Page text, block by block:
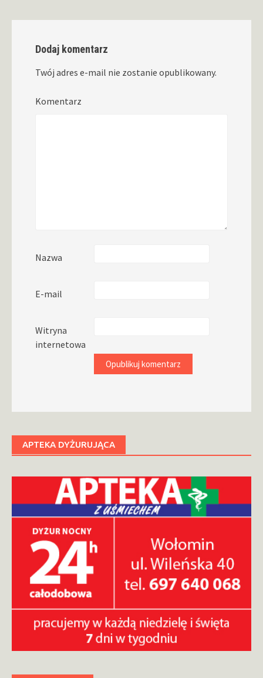
Dodaj komentarz
Twój adres e-mail nie zostanie opublikowany.
Komentarz
Nazwa
E-mail
Witryna
internetowa
APTEKA DYŻURUJĄCA